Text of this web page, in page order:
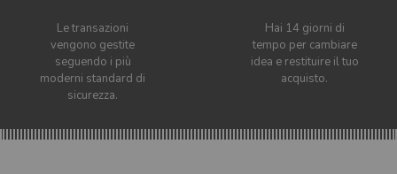
Le transazioni
vengono gestite
seguendo i più
moderni standard di
sicurezza.
Hai 14 giorni di
tempo per cambiare
idea e restituire il tuo
acquisto.